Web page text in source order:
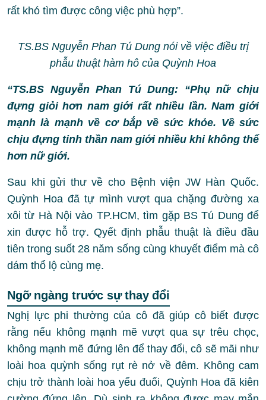
rất khó tìm được công việc phù hợp”.
TS.BS Nguyễn Phan Tú Dung nói về việc điều trị
phẫu thuật hàm hô của Quỳnh Hoa
“TS.BS Nguyễn Phan Tú Dung: “Phụ nữ chịu
đựng giỏi hơn nam giới rất nhiều lần. Nam giới
mạnh là mạnh về cơ bắp về sức khỏe. Về sức
chịu đựng tinh thần nam giới nhiều khi không thể
hơn nữ giới.
Sau khi gửi thư về cho Bệnh viện JW Hàn Quốc.
Quỳnh Hoa đã tự mình vượt qua chặng đường xa
xôi từ Hà Nội vào TP.HCM, tìm gặp BS Tú Dung để
xin được hỗ trợ. Qyết định phẫu thuật là điều đầu
tiên trong suốt 28 năm sống cùng khuyết điểm mà cô
dám thổ lộ cùng mẹ.
Ngỡ ngàng trước sự thay đổi
Nghị lực phi thường của cô đã giúp cô biết được
rằng nếu không mạnh mẽ vượt qua sự trêu chọc,
không mạnh mẽ đứng lên để thay đổi, cô sẽ mãi như
loài hoa quỳnh sống rụt rè nở về đêm. Không cam
chịu trở thành loài hoa yếu đuối, Quỳnh Hoa đã kiên